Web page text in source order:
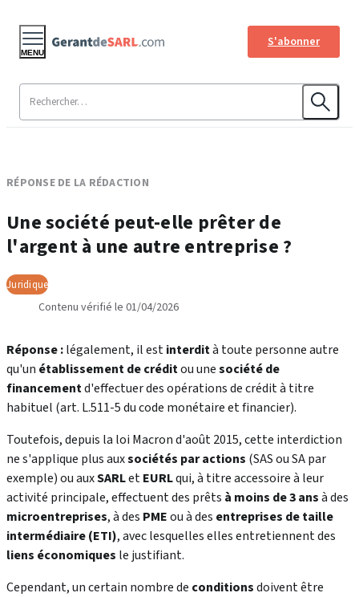
S'abonner
MENU
RÉPONSE DE LA RÉDACTION
Une société peut-elle prêter de
l'argent à une autre entreprise ?
Juridique
Contenu vérifié le 01/04/2026
Réponse :légalement, il estinterdità toute personne autre
qu'un établissement de créditou unesociété de
financementd'effectuer des opérations de crédit à titre
habituel (art. L.511-5 du code monétaire et financier).
Toutefois, depuis la loi Macron d'août 2015, cette interdiction
ne s'applique plus auxsociétés par actions (SAS ou SA par
exemple) ou auxSARLetEURLqui, à titre accessoire à leur
activité principale, effectuent des prêts à moins de 3 ansà des
microentreprises, à des PMEou à des entreprises detaille
intermédiaire (ETI), avec lesquelles elles entretiennent des
liens économiques le justifiant.
Cependant, un certain nombre de conditionsdoivent être